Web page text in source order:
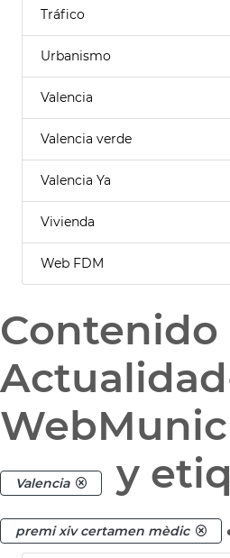
Tráfico
Urbanismo
Valencia
Valencia verde
Valencia Ya
Vivienda
Web FDM
Contenido
Valencia y
premi xiv certamen mèdic